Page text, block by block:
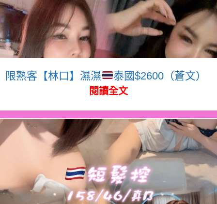
限熟客【林口】濕濕 泰國$2600（蒼文）
閱讀全文